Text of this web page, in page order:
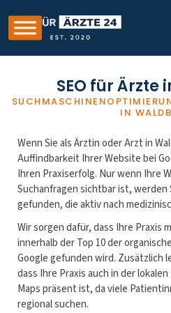
SEO für Ärzte
IN
Wenn Sie als Ärztin oder Arzt in
Auffindbarkeit Ihrer Website bei
Ihren Praxiserfolg. Nur wenn Ihre
Suchanfragen sichtbar ist, werden
gefunden, die aktiv nach
Wir sorgen dafür, dass Ihre Praxis
innerhalb der Top 10 der
Google gefunden wird. Zusätzlich
dass Ihre Praxis auch in der
Maps präsent ist, da viele
regional suchen.